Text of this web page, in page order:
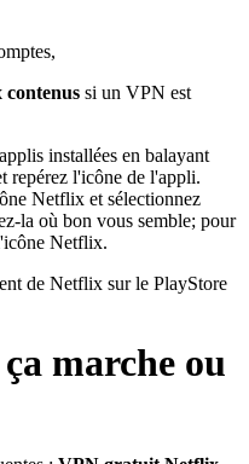
contenus si un VPN est
installées en balayant
repérez l'icône de l'appli.
Netflix et sélectionnez
la où bon vous semble; pour
Netflix.
de Netflix sur le PlayStore
marche ou